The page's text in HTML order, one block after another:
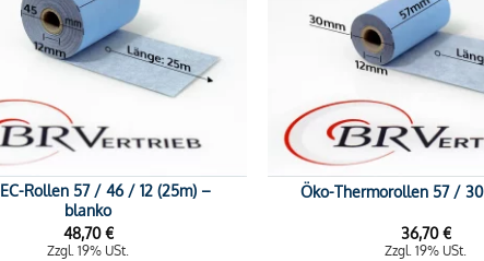
Rollen 57 / 46 / 12 (25m) –
blanko
48,70€
Zzgl. 19% USt.
Öko-Thermorollen 57 / 30
36,70€
Zzgl. 19% USt.